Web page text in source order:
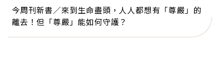
今周刊新書／來到生命盡頭，人人都想有「尊嚴」的
離去！但「尊嚴」能如何守護？